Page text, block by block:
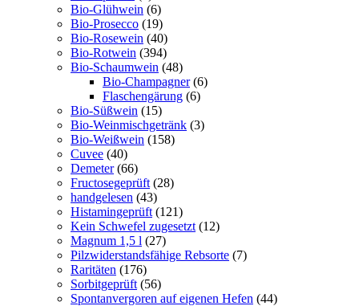
Bio-Glühwein (6)
Bio-Prosecco (19)
Bio-Rosewein (40)
Bio-Rotwein (394)
Bio-Schaumwein (48)
Bio-Champagner (6)
Flaschengärung (6)
Bio-Süßwein (15)
Bio-Weinmischgetränk (3)
Bio-Weißwein (158)
Cuvee (40)
Demeter (66)
Fructosegeprüft (28)
handgelesen (43)
Histamingeprüft (121)
Kein Schwefel zugesetzt (12)
Magnum 1,5 l (27)
Pilzwiderstandsfähige Rebsorte (7)
Raritäten (176)
Sorbitgeprüft (56)
Spontanvergoren auf eigenen Hefen (44)